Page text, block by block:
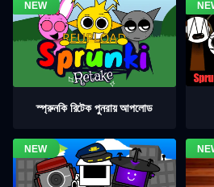
স্প্রুনকি রিটেক পুনরায় আপলোড